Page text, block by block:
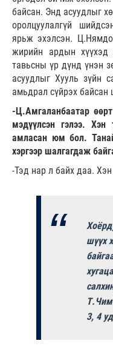
байсан. Энд асуудлыг
оролцуулалгүй
ярьж эхэлсэн.
жирийн ардын хүүхэд
тавьсны үр дүнд үнэн
асуудлыг Хууль зүйн
амьдрал сүйрэх байсан
-Ц.Амгаланбаатар
мэдүүлсэн гэлээ.
амласан юм бол. Танай
хэргээр шалгагдаж
-Тэд нар л байх даа.
шүүх
3, 4